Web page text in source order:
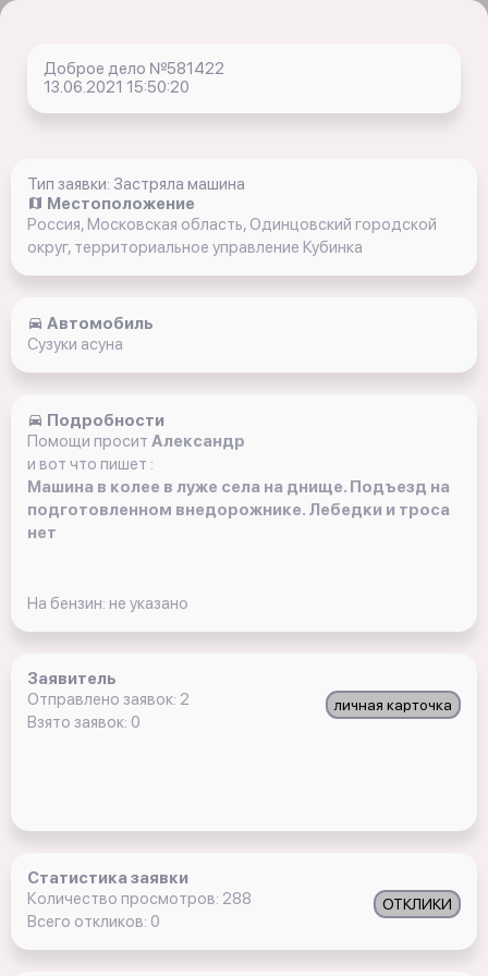
Доброе дело №581422
13.06.2021 15:50:20
Тип заявки: Застряла машина
Местоположение
Россия, Московская область, Одинцовский городской
округ, территориальное управление Кубинка
Автомобиль
Сузуки асуна
Подробности
Помощи просит Александр
и вот что пишет :
Машина в колее в луже села на днище. Подъезд на
подготовленном внедорожнике. Лебедки и троса
нет
На бензин: не указано
Заявитель
личная карточка
Отправлено заявок: 2
Взято заявок: 0
Статистика заявки
ОТКЛИКИ
Количество просмотров: 288
Всего откликов: 0